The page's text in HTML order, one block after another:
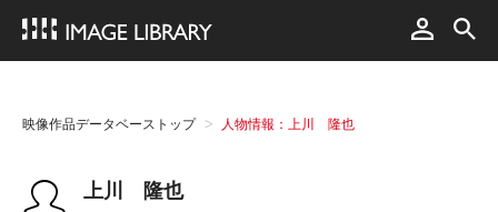
映像作品データベーストップ 人物情報：上川 隆也
上川 隆也